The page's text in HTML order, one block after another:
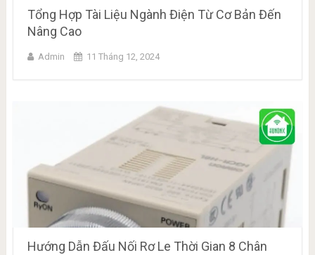
Tổng Hợp Tài Liệu Ngành Điện Từ Cơ Bản Đến
Nâng Cao
Admin 11 Tháng 12, 2024
Hướng Dẫn Đấu Nối Rơ Le Thời Gian 8 Chân